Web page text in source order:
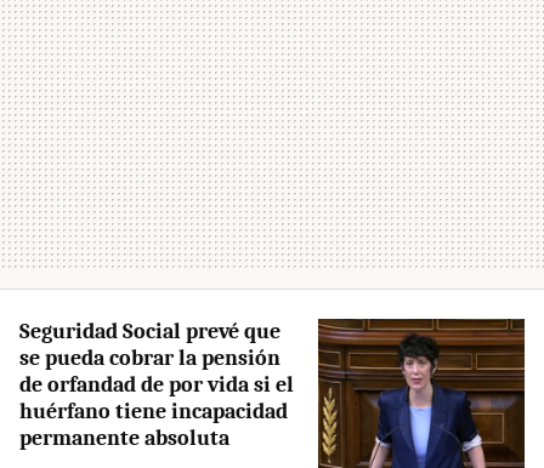
Seguridad Social prevé que
se pueda cobrar la pensión
de orfandad de por vida si el
huérfano tiene incapacidad
permanente absoluta